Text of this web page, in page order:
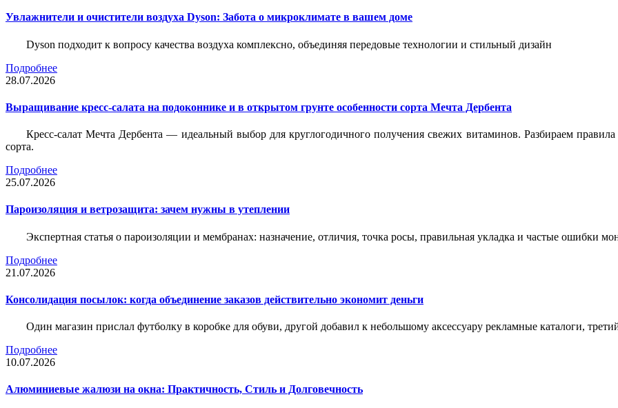
Увлажнители и очистители воздуха Dyson: Забота о микроклимате в вашем доме
Dyson подходит к вопросу качества воздуха комплексно, объединяя передовые технологии и стильный дизайн
Подробнее
28.07.2026
Выращивание кресс-салата на подоконнике и в открытом грунте особенности сорта Мечта Дербента
Кресс-салат Мечта Дербента — идеальный выбор для круглогодичного получения свежих витаминов. Разбираем
сорта.
Подробнее
25.07.2026
Пароизоляция и ветрозащита: зачем нужны в утеплении
Экспертная статья о пароизоляции и мембранах: назначение, отличия, точка росы, правильная укладка и частые ошибки
Подробнее
21.07.2026
Консолидация посылок: когда объединение заказов действительно экономит деньги
Один магазин прислал футболку в коробке для обуви, другой добавил к небольшому аксессуару рекламные каталоги,
Подробнее
10.07.2026
Алюминиевые жалюзи на окна: Практичность, Стиль и Долговечность